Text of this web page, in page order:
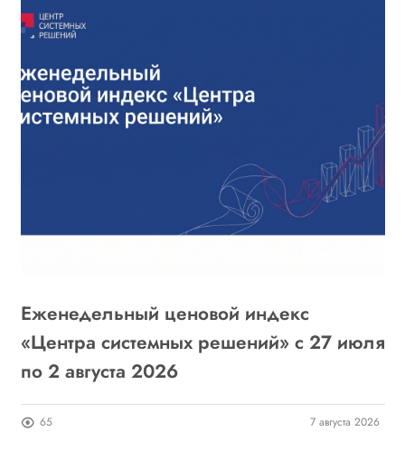
Еженедельный ценовой индекс
«Центра системных решений» с 27 июля
по 2 августа 2026
65 7 августа 2026